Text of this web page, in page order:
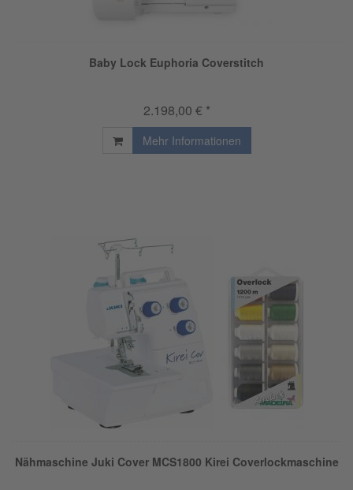
Baby Lock Euphoria Coverstitch
2.198,00 € *
Mehr Informationen
Nähmaschine Juki Cover MCS1800 Kirei Coverlockmaschine